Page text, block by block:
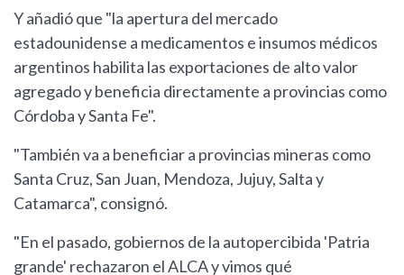
Y añadió que "la apertura del mercado
estadounidense a medicamentos e insumos médicos
argentinos habilita las exportaciones de alto valor
agregado y beneficia directamente a provincias como
Córdoba y Santa Fe".
"También va a beneficiar a provincias mineras como
Santa Cruz, San Juan, Mendoza, Jujuy, Salta y
Catamarca", consignó.
"En el pasado, gobiernos de la autopercibida 'Patria
grande' rechazaron el ALCA y vimos qué